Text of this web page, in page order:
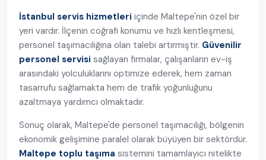
İstanbul servis hizmetleri içinde Maltepe'nin özel bir
yeri vardır. İlçenin coğrafi konumu ve hızlı kentleşmesi,
personel taşımacılığına olan talebi artırmıştır. Güvenilir
personel servisi sağlayan firmalar, çalışanların ev-iş
arasındaki yolculuklarını optimize ederek, hem zaman
tasarrufu sağlamakta hem de trafik yoğunluğunu
azaltmaya yardımcı olmaktadır.
Sonuç olarak, Maltepe'de personel taşımacılığı, bölgenin
ekonomik gelişimine paralel olarak büyüyen bir sektördür.
Maltepe toplu taşıma sistemini tamamlayıcı nitelikte